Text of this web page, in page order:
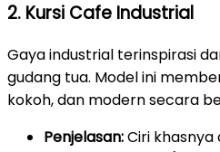
2. Kursi Cafe Industrial
Gaya industrial terinspirasi
gudang tua. Model ini
kokoh, dan modern secara
Penjelasan:Ciri